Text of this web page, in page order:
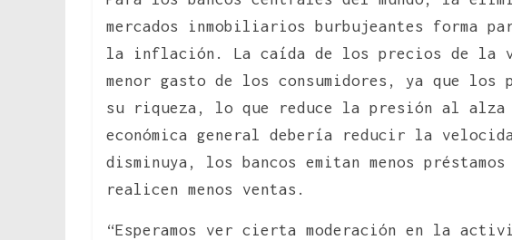
mercados inmobiliarios burbujeantes forma
la inflación. La caída de los precios de la
menor gasto de los consumidores, ya que los
su riqueza, lo que reduce la presión al
económica general debería reducir la
disminuya, los bancos emitan menos
realicen menos ventas.
“Esperamos ver cierta moderación en la